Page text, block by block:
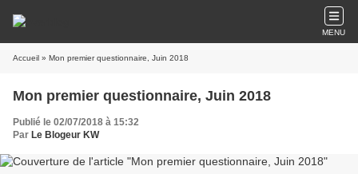
MENU
Accueil » Mon premier questionnaire, Juin 2018
Mon premier questionnaire, Juin 2018
Publié le 02/07/2018 à 15:32
Par Le Blogeur KW